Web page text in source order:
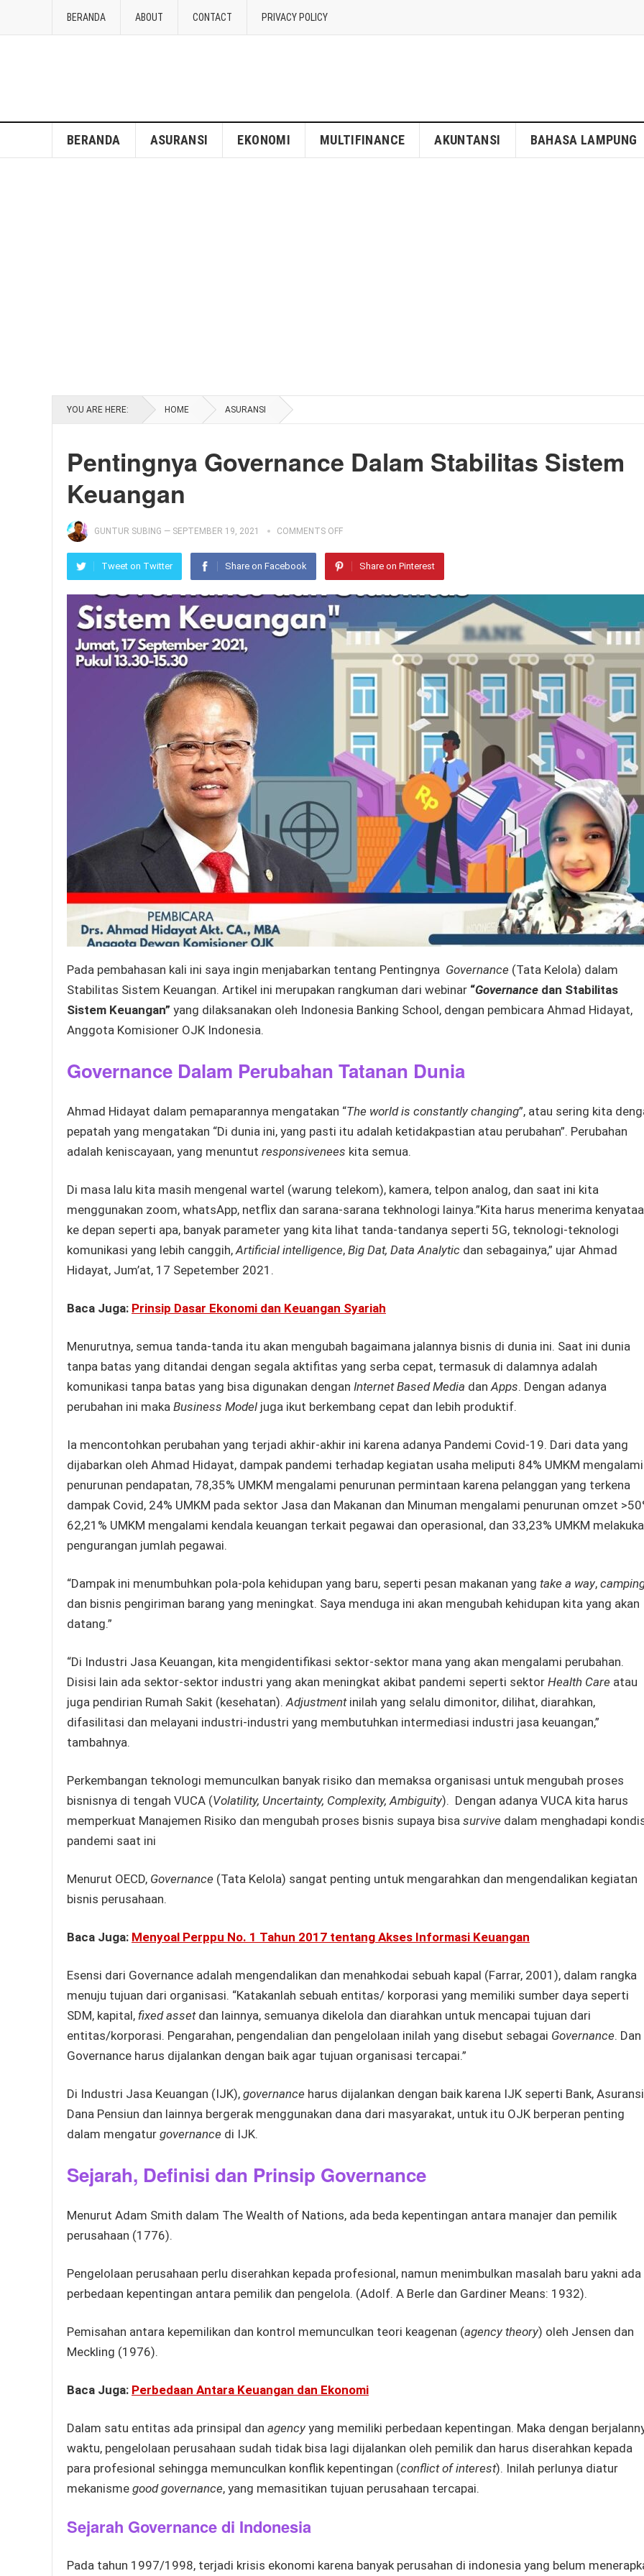
BERANDA ABOUT CONTACT PRIVACY POLICY
BERANDA ASURANSI EKONOMI MULTIFINANCE AKUNTANSI BAHASA LAMPUNG
YOU ARE HERE: HOME ASURANSI
Pentingnya Governance Dalam Stabilitas Sistem
Keuangan
GUNTUR SUBING — SEPTEMBER 19, 2021 COMMENTS OFF
Tweet on Twitter Share on Facebook Share on Pinterest
Pada pembahasan kali ini saya ingin menjabarkan tentang Pentingnya Governance (Tata Kelola) dalam
Stabilitas Sistem Keuangan. Artikel ini merupakan rangkuman dari webinar “Governance dan Stabilitas
Sistem Keuangan” yang dilaksanakan oleh Indonesia Banking School, dengan pembicara Ahmad Hidayat,
Anggota Komisioner OJK Indonesia.
Governance Dalam Perubahan Tatanan Dunia
Ahmad Hidayat dalam pemaparannya mengatakan “The world is constantly changing”, atau sering kita
pepatah yang mengatakan “Di dunia ini, yang pasti itu adalah ketidakpastian atau perubahan”. Perubahan
adalah keniscayaan, yang menuntut responsivenees kita semua.
Di masa lalu kita masih mengenal wartel (warung telekom), kamera, telpon analog, dan saat ini kita
menggunakan zoom, whatsApp, netflix dan sarana-sarana tekhnologi lainya.”Kita harus menerima
ke depan seperti apa, banyak parameter yang kita lihat tanda-tandanya seperti 5G, teknologi-teknologi
komunikasi yang lebih canggih,Artificial intelligence, Big Dat, Data Analytic dan sebagainya,” ujar Ahmad
Hidayat, Jum’at, 17 Sepetember 2021.
Baca Juga: Prinsip Dasar Ekonomi dan Keuangan Syariah
Menurutnya, semua tanda-tanda itu akan mengubah bagaimana jalannya bisnis di dunia ini. Saat ini dunia
tanpa batas yang ditandai dengan segala aktifitas yang serba cepat, termasuk di dalamnya adalah
komunikasi tanpa batas yang bisa digunakan dengan Internet Based Media danApps. Dengan adanya
perubahan ini maka Business Model juga ikut berkembang cepat dan lebih produktif.
Ia mencontohkan perubahan yang terjadi akhir-akhir ini karena adanya Pandemi Covid-19. Dari data yang
dijabarkan oleh Ahmad Hidayat, dampak pandemi terhadap kegiatan usaha meliputi 84% UMKM mengalami
penurunan pendapatan, 78,35% UMKM mengalami penurunan permintaan karena pelanggan yang terkena
dampak Covid, 24% UMKM pada sektor Jasa dan Makanan dan Minuman mengalami penurunan omzet
62,21% UMKM mengalami kendala keuangan terkait pegawai dan operasional, dan 33,23% UMKM
pengurangan jumlah pegawai.
“Dampak ini menumbuhkan pola-pola kehidupan yang baru, seperti pesan makanan yang take a way,
dan bisnis pengiriman barang yang meningkat. Saya menduga ini akan mengubah kehidupan kita yang akan
datang.”
“Di Industri Jasa Keuangan, kita mengidentifikasi sektor-sektor mana yang akan mengalami perubahan.
Disisi lain ada sektor-sektor industri yang akan meningkat akibat pandemi seperti sektor Health Care atau
juga pendirian Rumah Sakit (kesehatan).Adjustmentinilah yang selalu dimonitor, dilihat, diarahkan,
difasilitasi dan melayani industri-industri yang membutuhkan intermediasi industri jasa keuangan,”
tambahnya.
Perkembangan teknologi memunculkan banyak risiko dan memaksa organisasi untuk mengubah proses
bisnisnya di tengah VUCA (Volatility, Uncertainty, Complexity, Ambiguity). Dengan adanya VUCA kita harus
memperkuat Manajemen Risiko dan mengubah proses bisnis supaya bisa survive dalam menghadapi
pandemi saat ini
Menurut OECD, Governance (Tata Kelola) sangat penting untuk mengarahkan dan mengendalikan kegiatan
bisnis perusahaan.
Baca Juga: Menyoal Perppu No. 1 Tahun 2017 tentang Akses Informasi Keuangan
Esensi dari Governance adalah mengendalikan dan menahkodai sebuah kapal (Farrar, 2001), dalam rangka
menuju tujuan dari organisasi. “Katakanlah sebuah entitas/ korporasi yang memiliki sumber daya seperti
SDM, kapital, fixed assetdan lainnya, semuanya dikelola dan diarahkan untuk mencapai tujuan dari
entitas/korporasi. Pengarahan, pengendalian dan pengelolaan inilah yang disebut sebagai Governance. Dan
Governance harus dijalankan dengan baik agar tujuan organisasi tercapai.”
Di Industri Jasa Keuangan (IJK), governance harus dijalankan dengan baik karena IJK seperti Bank,
Dana Pensiun dan lainnya bergerak menggunakan dana dari masyarakat, untuk itu OJK berperan penting
dalam mengatur governance di IJK.
Sejarah, Definisi dan Prinsip Governance
Menurut Adam Smith dalam The Wealth of Nations, ada beda kepentingan antara manajer dan pemilik
perusahaan (1776).
Pengelolaan perusahaan perlu diserahkan kepada profesional, namun menimbulkan masalah baru yakni ada
perbedaan kepentingan antara pemilik dan pengelola. (Adolf. A Berle dan Gardiner Means: 1932).
Pemisahan antara kepemilikan dan kontrol memunculkan teori keagenan (agency theory) oleh Jensen dan
Meckling (1976).
Baca Juga: Perbedaan Antara Keuangan dan Ekonomi
Dalam satu entitas ada prinsipal dan agency yang memiliki perbedaan kepentingan. Maka dengan
waktu, pengelolaan perusahaan sudah tidak bisa lagi dijalankan oleh pemilik dan harus diserahkan kepada
para profesional sehingga memunculkan konflik kepentingan (conflict of interest). Inilah perlunya diatur
mekanisme good governance, yang memasitikan tujuan perusahaan tercapai.
Sejarah Governance di Indonesia
Pada tahun 1997/1998, terjadi krisis ekonomi karena banyak perusahan di indonesia yang belum